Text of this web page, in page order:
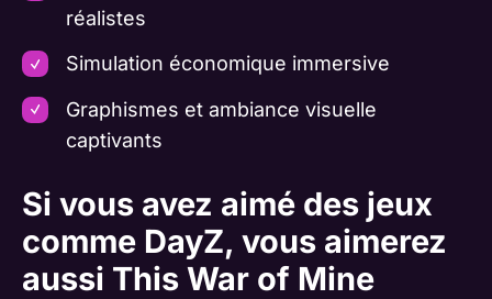
réalistes
Simulation économique immersive
Graphismes et ambiance visuelle
captivants
Si vous avez aimé des jeux
comme DayZ, vous aimerez
aussi This War of Mine